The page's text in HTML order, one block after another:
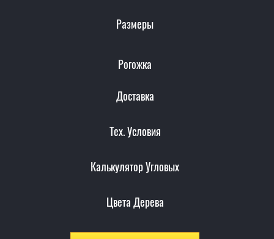
Размеры
Рогожка
Доставка
Тех. Условия
Калькулятор Угловых
Цвета Дерева